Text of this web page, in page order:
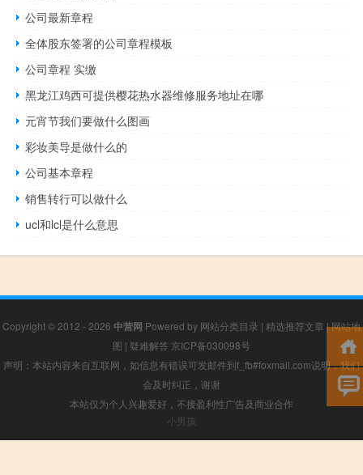
公司最新章程
全体股东签署的公司章程模板
公司章程 实缴
黑龙江鸡西可提供樱花热水器维修服务地址在哪
元宵节我们要做什么图画
彩妆美导是做什么的
公司基本章程
销售转行可以做什么
ucl和lcl是什么意思
Copyright © 2012 - 2026 中营网 Powered by 网站分类目录 | 精选推荐文章 |网站地
图 | 疑难解答 京ICP备030098号
声明：本站内容来自互联网，如信息有错误可发邮件到f_fb#foxmail.com说明，我们
会及时纠正，谢谢
本站仅为个人兴趣爱好，不接盈利性广告及商业合作
小男孩